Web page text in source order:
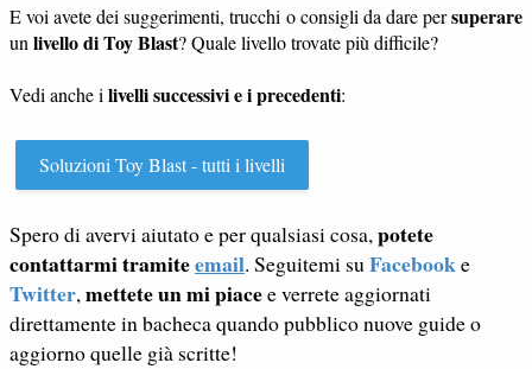
E voi avete dei suggerimenti, trucchi o consigli da dare persuperare
un livello di Toy Blast? Quale livello trovate più difficile?
Vedi anche i livelli successivi e i precedenti:
Soluzioni Toy Blast - tutti i livelli
Spero di avervi aiutato e per qualsiasi cosa,potete
contattarmi tramiteemail. Seguitemi suFacebooke
Twitter,mettete un mi piacee verrete aggiornati
direttamente in bacheca quando pubblico nuove guide o
aggiorno quelle già scritte!